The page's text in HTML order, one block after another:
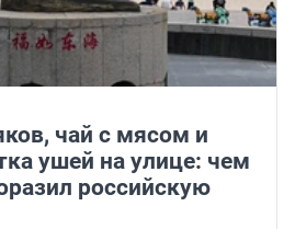
чай с мясом и
ушей на улице: чем
российскую